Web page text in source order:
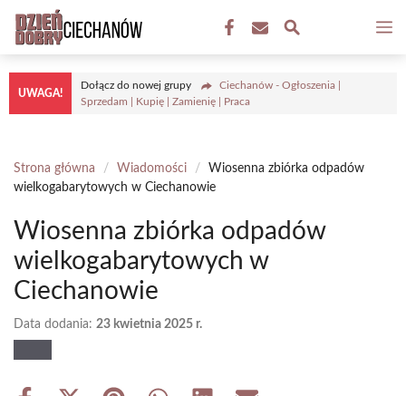
treści
UWAGA!
Dołącz do nowej grupy
Ciechanów - Ogłoszenia |
Sprzedam | Kupię | Zamienię | Praca
Strona główna / Wiadomości /
Wiosenna zbiórka odpadów
wielkogabarytowych w Ciechanowie
Wiosenna zbiórka odpadów
wielkogabarytowych w
Ciechanowie
Data dodania: 23 kwietnia 2025 r.